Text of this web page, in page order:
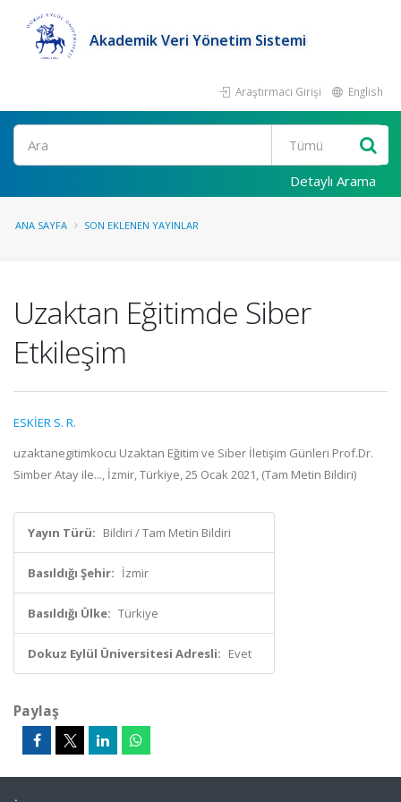
Akademik Veri Yönetim Sistemi
Araştırmacı Girişi English
Ara
Detaylı Arama
ANA SAYFA SON EKLENEN YAYINLAR
Uzaktan Eğitimde Siber
Etkileşim
ESKİER S. R.
uzaktanegitimkocu Uzaktan Eğitim ve Siber İletişim Günleri Prof.Dr.
Simber Atay ile..., İzmir, Türkiye, 25 Ocak 2021, (Tam Metin Bildiri)
Yayın Türü: Bildiri / Tam Metin Bildiri
Basıldığı Şehir: İzmir
Basıldığı Ülke: Türkiye
Dokuz Eylül Üniversitesi Adresli: Evet
Paylaş